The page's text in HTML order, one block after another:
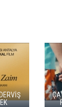
KISA